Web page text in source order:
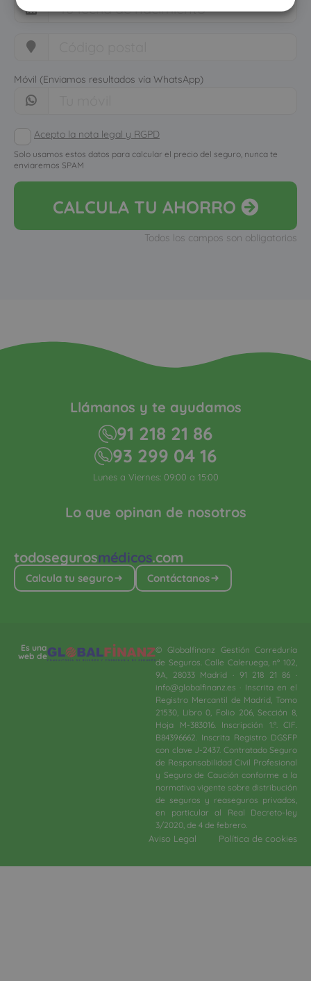
Móvil (Enviamos resultados vía WhatsApp)
Acepto la nota legal y RGPD
Solo usamos estos datos para calcular el precio del seguro, nunca te
enviaremos SPAM
CALCULA TU AHORRO
Todos los campos son obligatorios
todosegurosmédicos.com
Calcula tu seguro Contáctanos
Lo que opinan de nosotros
Llámanos y te ayudamos
91 218 21 86
93 299 04 16
Lunes a Viernes: 09:00 a 15:00
Es una
web de
© Globalfinanz Gestión Correduría
de Seguros. Calle Caleruega, nº 102,
9A, 28033 Madrid · 91 218 21 86 ·
info@globalfinanz.es · Inscrita en el
Registro Mercantil de Madrid, Tomo
21530, Libro 0, Folio 206, Sección 8,
Hoja M-383016. Inscripción 1.ª. CIF.
B84396662. Inscrita Registro DGSFP
con clave J-2437. Contratado Seguro
de Responsabilidad Civil Profesional
y Seguro de Caución conforme a la
normativa vigente sobre distribución
de seguros y reaseguros privados,
en particular al Real Decreto-ley
3/2020, de 4 de febrero.​
Aviso Legal Política de cookies